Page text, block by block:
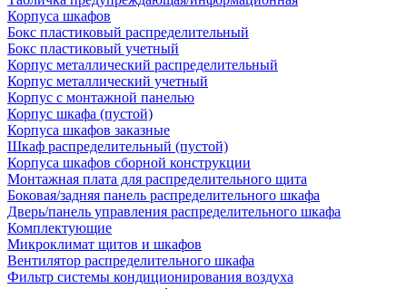
Корпуса шкафов
Бокс пластиковый распределительный
Бокс пластиковый учетный
Корпус металлический распределительный
Корпус металлический учетный
Корпус с монтажной панелью
Корпус шкафа (пустой)
Корпуса шкафов заказные
Шкаф распределительный (пустой)
Корпуса шкафов сборной конструкции
Монтажная плата для распределительного щита
Боковая/задняя панель распределительного шкафа
Дверь/панель управления распределительного шкафа
Комплектующие
Микроклимат щитов и шкафов
Вентилятор распределительного шкафа
Фильтр системы кондиционирования воздуха